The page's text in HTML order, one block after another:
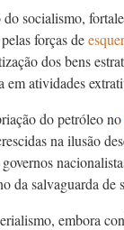
socialismo,
forças de
dos bens
em atividades
do petróleo no
na ilusão
da salvaguarda de
embora